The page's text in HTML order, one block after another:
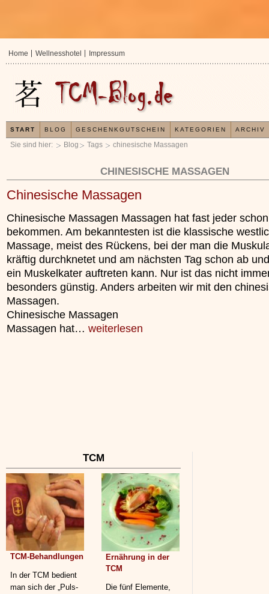
Sie sind hier: Blog Tags chinesische Massagen
CHINESISCHE MASSAGEN
Chinesische Massagen
Chinesische Massagen Massagen hat fast jeder
bekommen. Am bekanntesten ist die klassische
Massage, meist des Rückens, bei der man die
kräftig durchknetet und am nächsten Tag schon ab
ein Muskelkater auftreten kann. Nur ist das nicht
besonders günstig. Anders arbeiten wir mit den
Massagen.
Chinesische Massagen
Massagen hat… weiterlesen
TCM
TCM-Behandlungen
In der TCM bedient
man sich der „Puls-
Ernährung in der
TCM
Die fünf Elemente,
x
In der TCM sind Experten der Meinung, dass jeder
Organismus einem wiederkehrenden Energiekreislauf
unterliegt.
»»»
Jetzt
Ihre
»»»
Home Wellnesshotel Impressum
START BLOG GESCHENKGUTSCHEIN KATEGORIEN ARCHIV